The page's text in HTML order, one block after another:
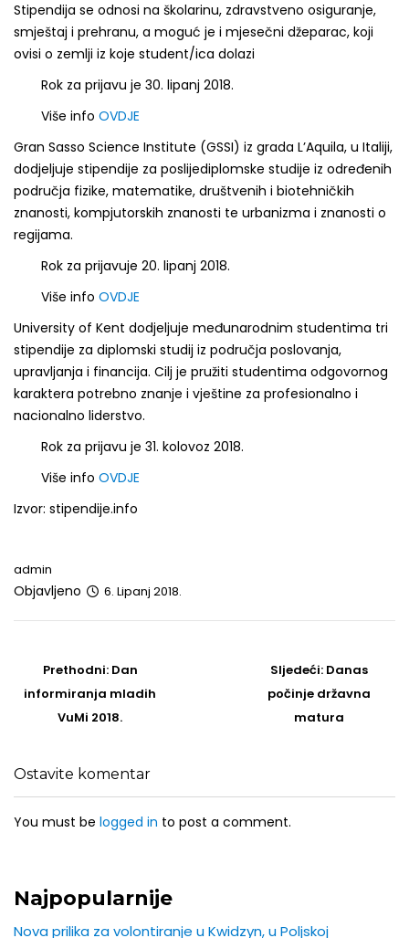
Stipendija se odnosi na školarinu, zdravstveno osiguranje,
smještaj i prehranu, a moguć je i mjesečni džeparac, koji
ovisi o zemlji iz koje student/ica dolazi
Rok za prijavu je 30. lipanj 2018.
Više info OVDJE
Gran Sasso Science Institute (GSSI) iz grada L’Aquila, u Italiji,
dodjeljuje stipendije za poslijediplomske studije iz određenih
područja fizike, matematike, društvenih i biotehničkih
znanosti, kompjutorskih znanosti te urbanizma i znanosti o
regijama.
Rok za prijavuje 20. lipanj 2018.
Više info OVDJE
University of Kent dodjeljuje međunarodnim studentima tri
stipendije za diplomski studij iz područja poslovanja,
upravljanja i financija. Cilj je pružiti studentima odgovornog
karaktera potrebno znanje i vještine za profesionalno i
nacionalno liderstvo.
Rok za prijavu je 31. kolovoz 2018.
Više info OVDJE
Izvor: stipendije.info
admin
Objavljeno 6. Lipanj 2018.
navigation
Prethodni: Prethodni
post
Dan
informiranja mladih
VuMi 2018.
Sljedeći: Sljedeći
Post
Danas
počinje državna
matura
Ostavite komentar
You must be logged in to post a comment.
Najpopularnije
Nova prilika za volontiranje u Kwidzyn, u Poljskoj